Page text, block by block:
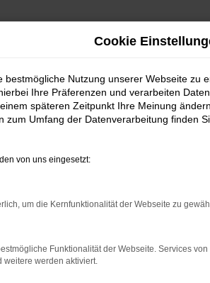
bestimmter Seiten verhindern.
beheben.
Cookie
bestmögliche Nutzung unserer Webseite zu
Ihre Präferenzen und verarbeiten
späteren Zeitpunkt Ihre Meinung
zum Umfang der Datenverarbeitung finden
von uns eingesetzt:
um die Kernfunktionalität der Webseite zu
Funktionalität der Webseite. Services
weitere werden aktiviert.